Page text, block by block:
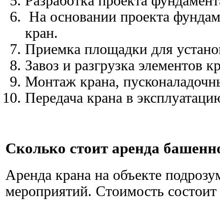
На основании проекта
кран.
Приемка площадки для
Завоз и разгрузка элементов
Монтаж крана,
Передача крана в
Сколько стоит аренда
Аренда крана на объекте
мероприятий. Стоимость состоит